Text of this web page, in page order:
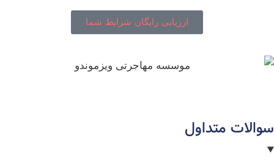
ارزیابی رایگان شرایط شما
متداول